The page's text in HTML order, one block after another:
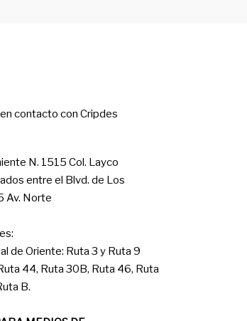
contacto con Cripdes
N. 1515 Col. Layco
entre el Blvd. de Los
Av. Norte
de Oriente: Ruta 3 y Ruta 9
44, Ruta 30B, Ruta 46, Ruta
B.